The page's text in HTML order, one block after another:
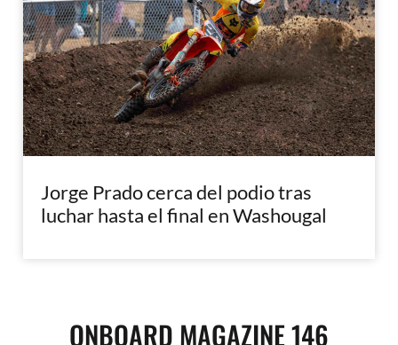
Jorge Prado cerca del podio tras
luchar hasta el final en Washougal
ONBOARD MAGAZINE 146